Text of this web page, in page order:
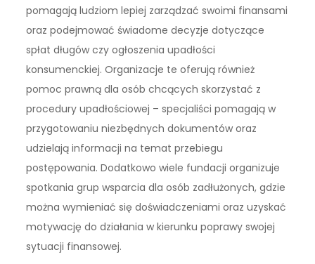
pomagają ludziom lepiej zarządzać swoimi finansami
oraz podejmować świadome decyzje dotyczące
spłat długów czy ogłoszenia upadłości
konsumenckiej. Organizacje te oferują również
pomoc prawną dla osób chcących skorzystać z
procedury upadłościowej – specjaliści pomagają w
przygotowaniu niezbędnych dokumentów oraz
udzielają informacji na temat przebiegu
postępowania. Dodatkowo wiele fundacji organizuje
spotkania grup wsparcia dla osób zadłużonych, gdzie
można wymieniać się doświadczeniami oraz uzyskać
motywację do działania w kierunku poprawy swojej
sytuacji finansowej.